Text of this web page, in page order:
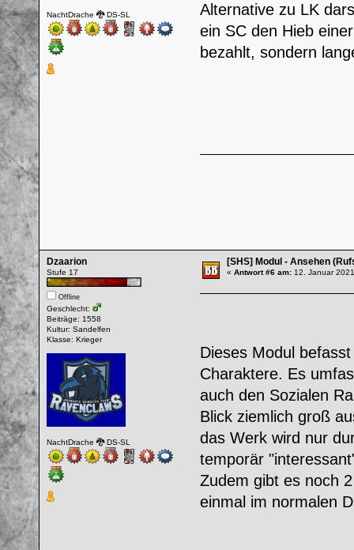
NachtDrache 🐉 DS-SL
Alternative zu LK
ein SC den Hieb
bezahlt, sondern
Dzaarion
Stufe 17
Offline
Geschlecht:
Beiträge: 1558
Kultur: Sandelfen
Klasse: Krieger
NachtDrache 🐉 DS-SL
[SHS] Modul - Ansehen
«Antwort #6 am: 12. Januar
Dieses Modul
Charaktere. Es
auch den Sozialen
Blick ziemlich groß
das Werk wird nur
temporär
Zudem gibt es noch
einmal im normalen